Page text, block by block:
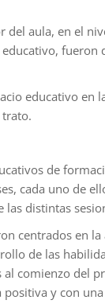
aula, en el
educativo en
de
cada uno de
distintas
centrados en
de las
comienzo del
y con